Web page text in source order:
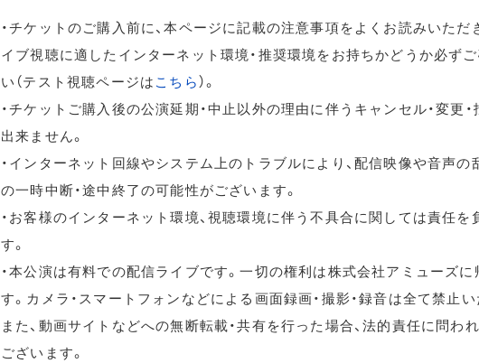
・チケットのご購入前に、本ページに記載の注意事項をよくお読みいただ
イブ視聴に適したインターネット環境・推奨環境をお持ちかどうか必ず
い（テスト視聴ページはこちら）。
・チケットご購入後の公演延期・中止以外の理由に伴うキャンセル・変更
出来ません。
・インターネット回線やシステム上のトラブルにより、配信映像や音声の
の一時中断・途中終了の可能性がございます。
・お客様のインターネット環境、視聴環境に伴う不具合に関しては責任を
す。
・本公演は有料での配信ライブです。一切の権利は株式会社アミューズに
す。カメラ・スマートフォンなどによる画面録画・撮影・録音は全て禁止い
また、動画サイトなどへの無断転載・共有を行った場合、法的責任に問わ
ございます。